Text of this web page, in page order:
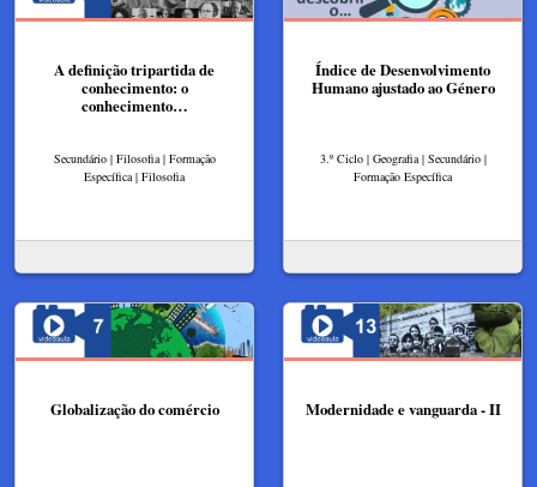
A definição tripartida de
conhecimento: o
conhecimento…
Secundário | Filosofia | Formação
Específica | Filosofia
Índice de Desenvolvimento
Humano ajustado ao Género
3.º Ciclo | Geografia | Secundário |
Formação Específica
Globalização do comércio Modernidade e vanguarda - II